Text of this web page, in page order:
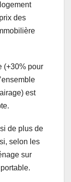
des
(+30% pour
est
de plus de
selon les
sur